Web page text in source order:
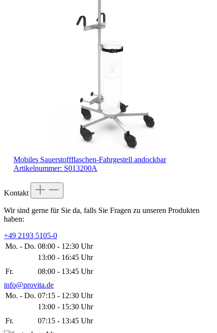
Mobiles Sauerstoffflaschen-Fahrgestell andockbar
Artikelnummer: S013200A
Kontakt
Wir sind gerne für Sie da, falls Sie Fragen zu unseren Produkten
haben:
+49 2193 5105-0
Mo. - Do. 08:00 - 12:30 Uhr
13:00 - 16:45 Uhr
Fr.
08:00 - 13:45 Uhr
info@provita.de
Mo. - Do. 07:15 - 12:30 Uhr
13:00 - 15:30 Uhr
Fr.
07:15 - 13:45 Uhr